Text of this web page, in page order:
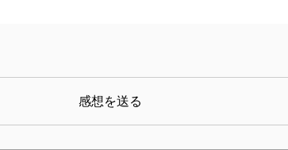
感想を送る